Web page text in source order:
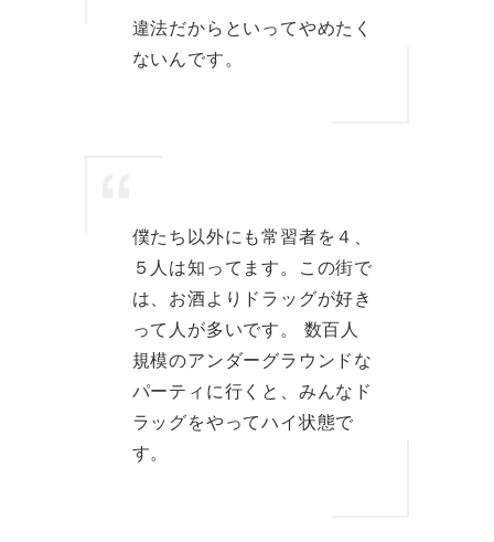
違法だからといってやめたく
ないんです。
僕たち以外にも常習者を４、
５人は知ってます。この街で
は、お酒よりドラッグが好き
って人が多いです。 数百人
規模のアンダーグラウンドな
パーティに行くと、みんなド
ラッグをやってハイ状態で
す。